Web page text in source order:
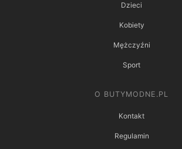
Dzieci
Kobiety
Mężczyźni
Sport
O BUTYMODNE.PL
Kontakt
Regulamin